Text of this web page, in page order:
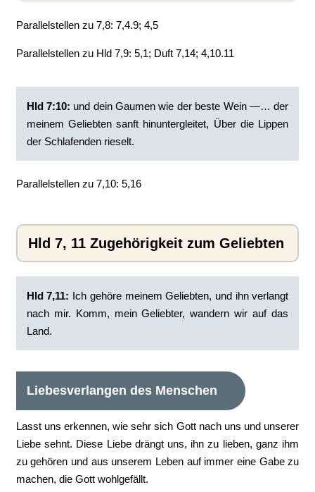
Parallelstellen zu 7,8: 7,4.9; 4,5
Parallelstellen zu Hld 7,9: 5,1; Duft 7,14; 4,10.11
Hld 7:10: und dein Gaumen wie der beste Wein —… der
meinem Geliebten sanft hinuntergleitet, Über die Lippen
der Schlafenden rieselt.
Parallelstellen zu 7,10: 5,16
Hld 7, 11 Zugehörigkeit zum Geliebten
Hld 7,11: Ich gehöre meinem Geliebten, und ihn verlangt
nach mir. Komm, mein Geliebter, wandern wir auf das
Land.
Liebesverlangen des Menschen
Lasst uns erkennen, wie sehr sich Gott nach uns und unserer
Liebe sehnt. Diese Liebe drängt uns, ihn zu lieben, ganz ihm
zu gehören und aus unserem Leben auf immer eine Gabe zu
machen, die Gott wohlgefällt.